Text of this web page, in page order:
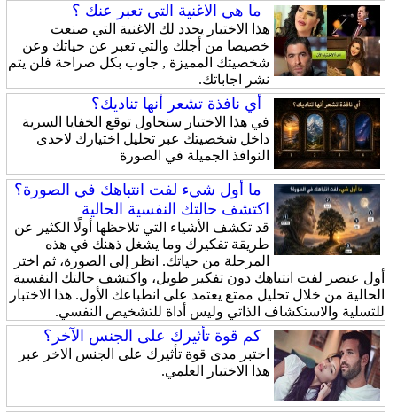
ما هي الاغنية التي تعبر عنك ؟
هذا الاختبار يحدد لك الاغنية التي صنعت
خصيصا من أجلك والتي تعبر عن حياتك وعن
شخصيتك المميزة , جاوب بكل صراحة فلن يتم
نشر اجاباتك.
أي نافذة تشعر أنها تناديك؟
في هذا الاختبار سنحاول توقع الخفايا السرية
داخل شخصيتك عبر تحليل اختيارك لاحدى
النوافذ الجميلة في الصورة
ما أول شيء لفت انتباهك في الصورة؟
اكتشف حالتك النفسية الحالية
قد تكشف الأشياء التي تلاحظها أولًا الكثير عن
طريقة تفكيرك وما يشغل ذهنك في هذه
المرحلة من حياتك. انظر إلى الصورة، ثم اختر
أول عنصر لفت انتباهك دون تفكير طويل، واكتشف حالتك النفسية
الحالية من خلال تحليل ممتع يعتمد على انطباعك الأول. هذا الاختبار
للتسلية والاستكشاف الذاتي وليس أداة للتشخيص النفسي.
كم قوة تأثيرك على الجنس الآخر؟
اختبر مدى قوة تأثيرك على الجنس الاخر عبر
هذا الاختبار العلمي.